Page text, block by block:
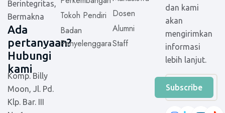
Berintegritas,
Bermakna
Ada
pertanyaan?
Hubungi
kami
Komp. Billy
Moon, Jl. Pd.
Klp. Bar. III
Tokoh Pendiri
Badan
Penyelenggara
Dosen
Alumni
Staff
dan kami
akan
mengirimkan
informasi
lebih lanjut.
Subscribe